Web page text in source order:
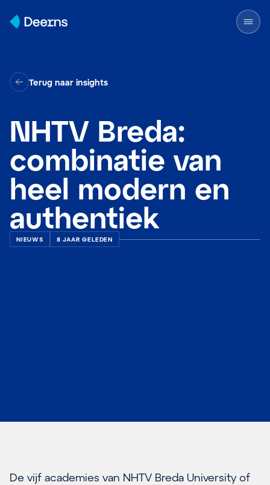
Terug naar insights
NHTV Breda:
combinatie van
heel modern en
authentiek
NIEUWS 8 JAAR GELEDEN
De vijf academies van NHTV Breda University of